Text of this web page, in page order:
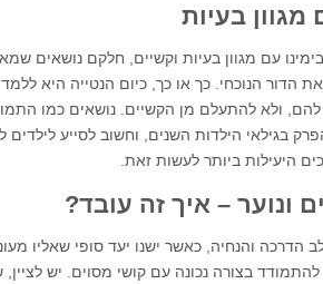
בעיות
עם מגוון בעיות וקשיים, חלקם נושאים
הדור הנוכחי. כך או כך, כיום הנטייה היא
ולא להתעלם מן הקשיים. נושאים כמו
בגילאי הילדות השנים, וחשוב לסייע
היעילות ביותר לעשות זאת.
ונוער – איך זה עובד?
הדרכה והנחיה, כאשר ישנו יעד סופי שאליו
בצורה נכונה עם קושי מסוים. יש לציין,